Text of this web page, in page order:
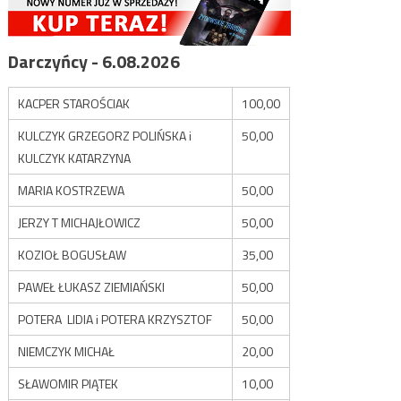
Darczyńcy - 6.08.2026
KACPER STAROŚCIAK
100,00
KULCZYK GRZEGORZ POLIŃSKA i
KULCZYK KATARZYNA
50,00
MARIA KOSTRZEWA
50,00
JERZY T MICHAJŁOWICZ
50,00
KOZIOŁ BOGUSŁAW
35,00
PAWEŁ ŁUKASZ ZIEMIAŃSKI
50,00
POTERA LIDIA i POTERA KRZYSZTOF
50,00
NIEMCZYK MICHAŁ
20,00
SŁAWOMIR PIĄTEK
10,00